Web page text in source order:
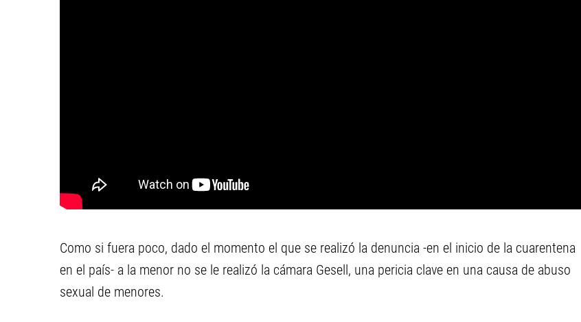
Como si fuera poco, dado el momento el que se realizó la denuncia -en el inicio de la cuarentena
en el país- a la menor no se le realizó la cámara Gesell, una pericia clave en una causa de abuso
sexual de menores.